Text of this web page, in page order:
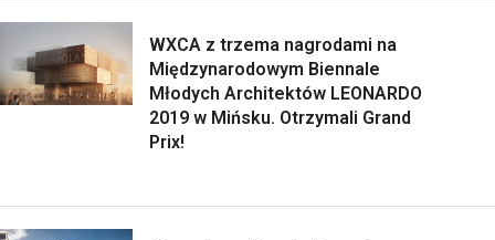
WXCA z trzema nagrodami na
Międzynarodowym Biennale
Młodych Architektów LEONARDO
2019 w Mińsku. Otrzymali Grand
Prix!